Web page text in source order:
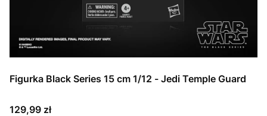
Figurka Black Series 15 cm 1/12 - Jedi Temple Guard
Cena
129,99 zł